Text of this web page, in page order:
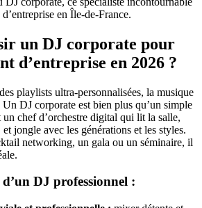
en Île-de-France.
un DJ corporate pour
d’entreprise en 2026 ?
playlists ultra-personnalisées, la musique
DJ corporate est bien plus qu’un simple
un chef d’orchestre digital qui lit la salle,
jongle avec les générations et les styles.
networking, un gala ou un séminaire, il
d’un DJ professionnel :